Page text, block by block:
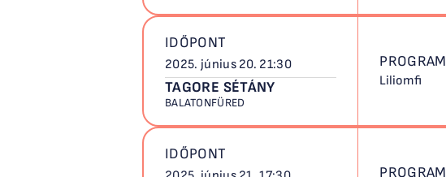
IDŐPONT
2025. június 20. 21:30
TAGORE SÉTÁNY
BALATONFÜRED
PROGRAM
Liliomfi
IDŐPONT
PROGRAM